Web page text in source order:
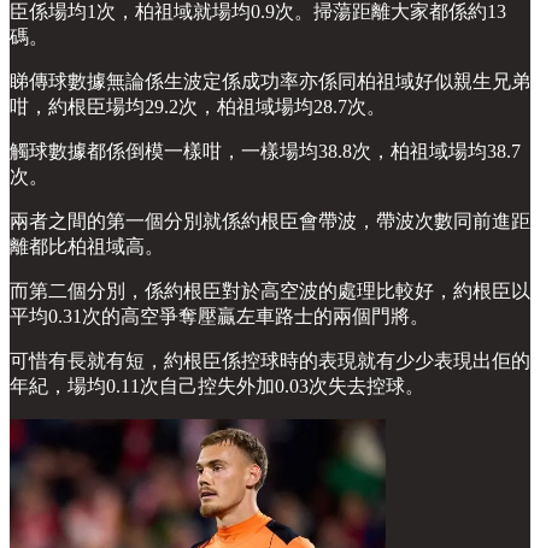
臣係場均1次，柏祖域就場均0.9次。掃蕩距離大家都係約13
碼。
睇傳球數據無論係生波定係成功率亦係同柏祖域好似親生兄弟
咁，約根臣場均29.2次，柏祖域場均28.7次。
觸球數據都係倒模一樣咁，一樣場均38.8次，柏祖域場均38.7
次。
兩者之間的第一個分別就係約根臣會帶波，帶波次數同前進距
離都比柏祖域高。
而第二個分別，係約根臣對於高空波的處理比較好，約根臣以
平均0.31次的高空爭奪壓贏左車路士的兩個門將。
可惜有長就有短，約根臣係控球時的表現就有少少表現出佢的
年紀，場均0.11次自己控失外加0.03次失去控球。